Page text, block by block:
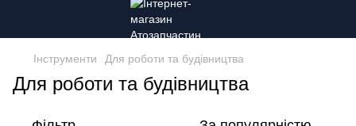
Інструменти Для роботи та будівництва
Для роботи та будівництва